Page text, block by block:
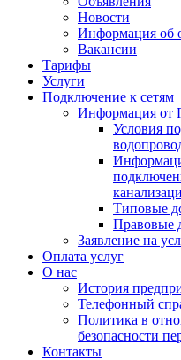
Новости
Информация об
Вакансии
Тарифы
Услуги
Подключение к сетям
Информация от
Условия
Типовые
Правовые
Заявление на
Оплата услуг
О нас
История
Телефонный
Политика в
безопасности
Контакты